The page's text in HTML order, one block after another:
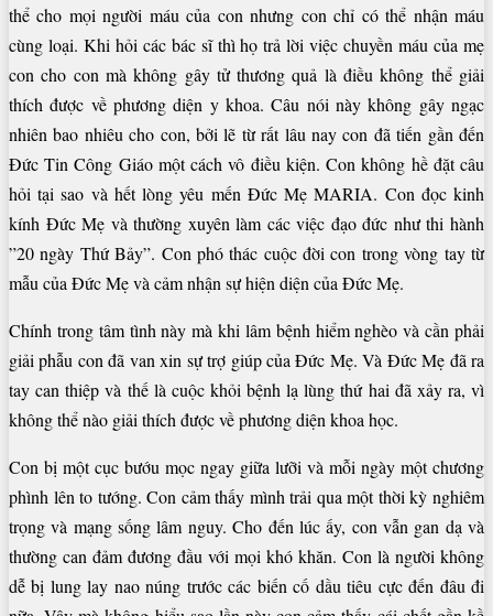
thể cho mọi người máu của con nhưng con chỉ có thể nhận máu
cùng loại. Khi hỏi các bác sĩ thì họ trả lời việc chuyền máu của mẹ
con cho con mà không gây tử thương quả là điều không thể giải
thích được về phương diện y khoa. Câu nói này không gây ngạc
nhiên bao nhiêu cho con, bởi lẽ từ rất lâu nay con đã tiến gần đến
Đức Tin Công Giáo một cách vô điều kiện. Con không hề đặt câu
hỏi tại sao và hết lòng yêu mến Đức Mẹ MARIA. Con đọc kinh
kính Đức Mẹ và thường xuyên làm các việc đạo đức như thi hành
”20 ngày Thứ Bảy”. Con phó thác cuộc đời con trong vòng tay từ
mẫu của Đức Mẹ và cảm nhận sự hiện diện của Đức Mẹ.
Chính trong tâm tình này mà khi lâm bệnh hiểm nghèo và cần phải
giải phẫu con đã van xin sự trợ giúp của Đức Mẹ. Và Đức Mẹ đã ra
tay can thiệp và thế là cuộc khỏi bệnh lạ lùng thứ hai đã xảy ra, vì
không thể nào giải thích được về phương diện khoa học.
Con bị một cục bướu mọc ngay giữa lưỡi và mỗi ngày một chương
phình lên to tướng. Con cảm thấy mình trải qua một thời kỳ nghiêm
trọng và mạng sống lâm nguy. Cho đến lúc ấy, con vẫn gan dạ và
thường can đảm đương đầu với mọi khó khăn. Con là người không
dễ bị lung lay nao núng trước các biến cố dầu tiêu cực đến đâu đi